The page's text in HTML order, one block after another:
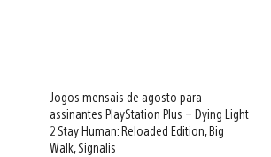
Jogos mensais de agosto para
assinantes PlayStation Plus – Dying Light
2 Stay Human: Reloaded Edition, Big
Walk, Signalis